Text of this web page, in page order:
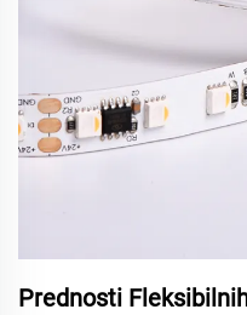
Prednosti